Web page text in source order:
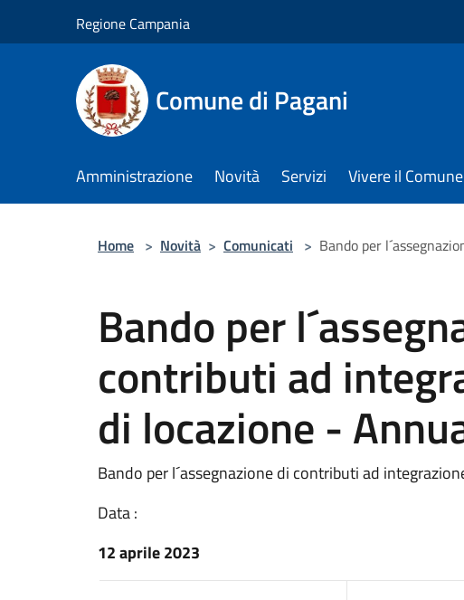
Regione Campania
Comune di Pagani
Amministrazione Novità Servizi Vivere il Comune
Home > Novità > Comunicati > Bando per
Bando per
contributi ad
di locazione -
Bando per l´assegnazione di contributi ad
Data :
12 aprile 2023